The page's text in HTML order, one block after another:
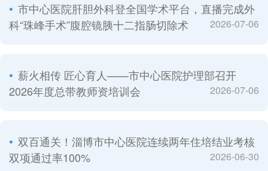
市中心医院肝胆外科登全国学术平台，直播完成外
科“珠峰手术”腹腔镜胰十二指肠切除术
2026-07-06
薪火相传 匠心育人——市中心医院护理部召开
2026年度总带教师资培训会
2026-07-06
双百通关！淄博市中心医院连续两年住培结业考核
双项通过率100%
2026-06-30